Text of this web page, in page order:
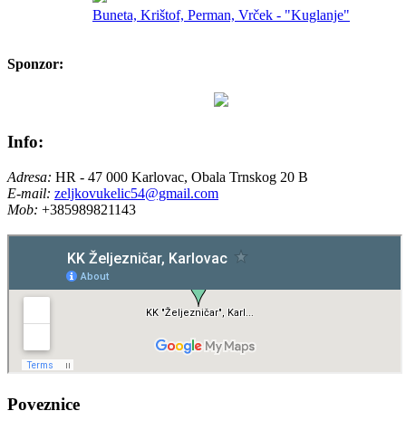
Buneta, Krištof, Perman, Vrček - "Kuglanje"
Sponzor:
Info:
Adresa: HR - 47 000 Karlovac, Obala Trnskog 20 B
E-mail: zeljkovukelic54@gmail.com
Mob: +385989821143
Poveznice